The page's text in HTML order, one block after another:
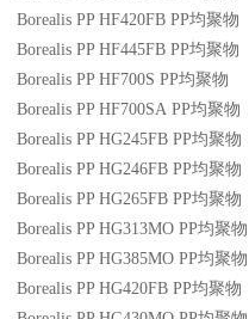
Borealis PP HF420FB PP均聚物
Borealis PP HF445FB PP均聚物
Borealis PP HF700S PP均聚物
Borealis PP HF700SA PP均聚物
Borealis PP HG245FB PP均聚物
Borealis PP HG246FB PP均聚物
Borealis PP HG265FB PP均聚物
Borealis PP HG313MO PP均聚物
Borealis PP HG385MO PP均聚物
Borealis PP HG420FB PP均聚物